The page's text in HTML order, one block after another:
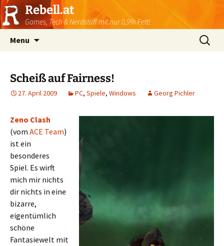
Rebell.at
Games, Tech & Nerdstuff mit nur 0,9% Fett!
Menu
Suchen
nach:
Scheiß auf Fairness!
27. April 2009 PC, Spiele, Windows Georg Pichler
Zeno Clash
(vom ACE Team)
ist ein
besonderes
Spiel. Es wirft
mich mir nichts
dir nichts in eine
bizarre,
eigentümlich
schöne
Fantasiewelt mit